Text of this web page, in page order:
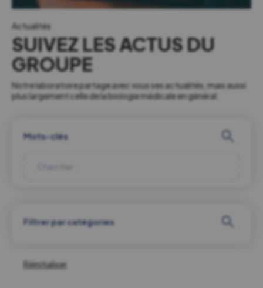
Actualités
SUIVEZ LES ACTUS DU
GROUPE
Notre laboratoire partage avec vous ses actualités, mais aussi
plus largement celle de la biologie médicale en général.
Mots-clés
Filtrer par catégories
Réinitialiser